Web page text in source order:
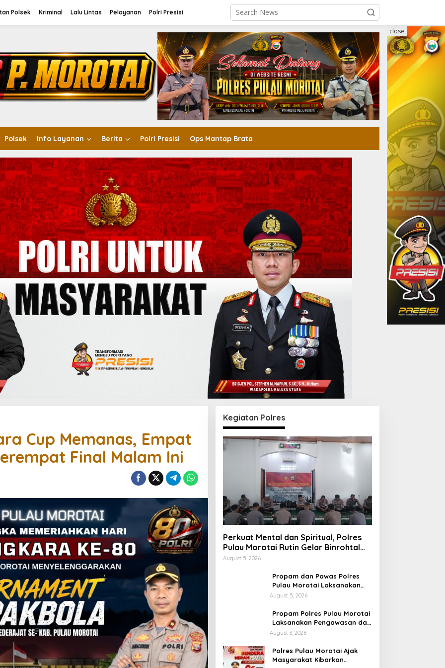
Polsek Kriminal Lalu Lintas Pelayanan Polri Presisi
Polsek Info Layanan Berita Polri Presisi Ops Mantap Brata
close
Cup Memanas, Empat
Final Malam Ini
Kegiatan Polres
Perkuat Mental dan Spiritual, Polres
Pulau Morotai Rutin Gelar Binrohtal
untuk Bentuk Personel Berintegritas
August 5, 2026
Propam dan Pawas Polres
Pulau Morotai Laksanakan
Pengecekan Pelayanan,
Mendapat Pelayanan Optimal
August 5, 2026
Propam Polres Pulau Morotai
Laksanakan Pengawasan dan
Pengecekan Personel Saat
Fungsi
August 3, 2026
Polres Pulau Morotai Ajak
Masyarakat Kibarkan